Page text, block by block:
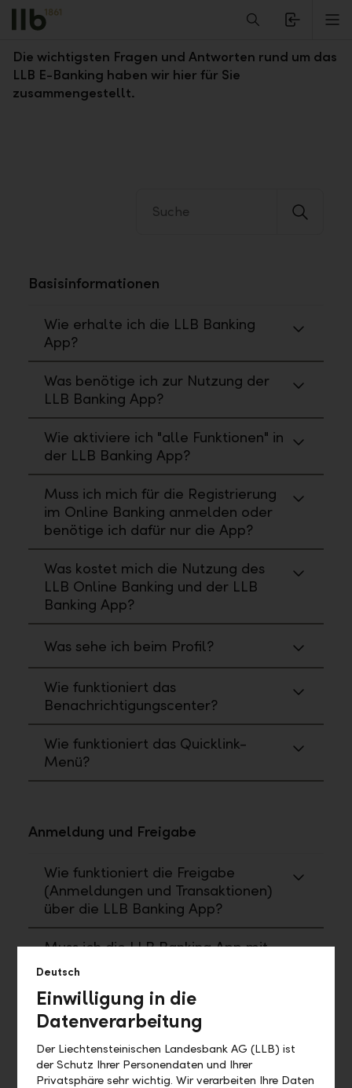
Alerts.Headline
Fragen und Antworten zum LLB E-Banking
Die wichtigsten Fragen und Antworten rund um das
LLB E-Banking haben wir hier für Sie
zusammengestellt.
Basisinformationen
Wie erhalte ich die LLB Banking
App?
Was benötige ich zur Nutzung der
LLB Banking App?
Wie aktiviere ich "alle Funktionen" in
der LLB Banking App?
Muss ich mich für die Registrierung
im Online Banking anmelden oder
benötige ich dafür nur die App?
Was kostet mich die Nutzung des
LLB Online Banking und der LLB
Banking App?
Was sehe ich beim Profil?
Wie funktioniert das
Benachrichtigungscenter?
Wie funktioniert das Quicklink-
Menü?
Anmeldung und Freigabe
Wie funktioniert die Freigabe
(Anmeldungen und Transaktionen)
über die LLB Banking App?
Muss ich die LLB Banking App mit
allen Funktionen verwenden?
Wo kann ich das QR-Zahlteil
Deutsch
Einwilligung in die
Datenverarbeitung
Der Liechtensteinischen Landesbank AG (LLB) ist
der Schutz Ihrer Personendaten und Ihrer
Privatsphäre sehr wichtig. Wir verarbeiten Ihre Daten